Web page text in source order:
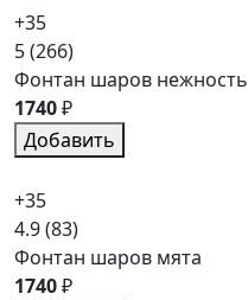
+35
5(266)
Фонтан шаров нежность
1740₽
Добавить
+35
4.9(83)
Фонтан шаров мята
1740₽